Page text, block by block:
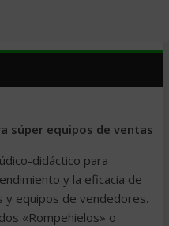
súper equipos de ventas
didáctico para
y la eficacia de
y equipos de vendedores.
«Rompehielos» o